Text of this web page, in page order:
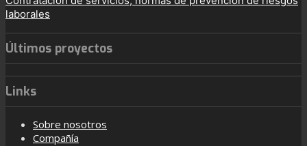
laborales
Últimos proyectos
Links
Sobre nosotros
Compañía